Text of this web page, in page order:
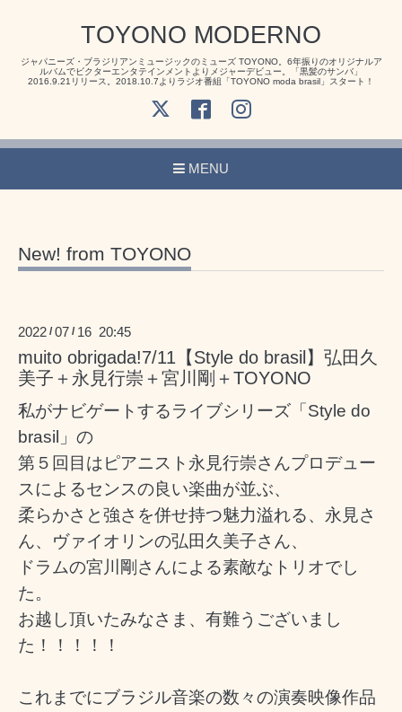
TOYONO MODERNO
ジャパニーズ・ブラジリアンミュージックのミューズ TOYONO。6年振りのオリジナルア
ルバムでビクターエンタテインメントよりメジャーデビュー。「黒髪のサンバ」
2016.9.21リリース。2018.10.7よりラジオ番組「TOYONO moda brasil」スタート！
MENU
New! from TOYONO
2022 /07 / 16 20:45
muito obrigada!7/11【Style do brasil】弘田久
美子＋永見行崇＋宮川剛＋TOYONO
私がナビゲートするライブシリーズ「Style do
brasil」の
第５回目はピアニスト永見行崇さんプロデュー
スによるセンスの良い楽曲が並ぶ、
柔らかさと強さを併せ持つ魅力溢れる、永見さ
ん、ヴァイオリンの弘田久美子さん、
ドラムの宮川剛さんによる素敵なトリオでし
た。
お越し頂いたみなさま、有難うございまし
た！！！！！
これまでにブラジル音楽の数々の演奏映像作品